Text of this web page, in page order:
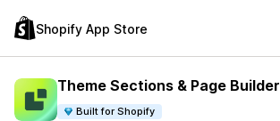
Shopify App Store
Theme Sections & Page Builder
Built for Shopify